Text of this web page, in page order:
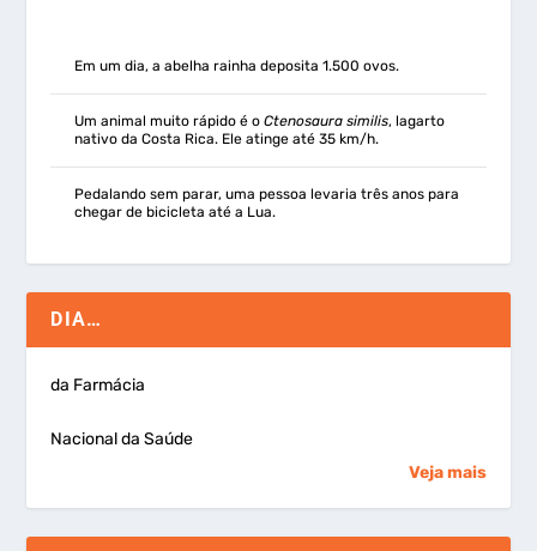
Em um dia, a abelha rainha deposita 1.500 ovos.
Um animal muito rápido é oCtenosaura similis, lagarto
nativo da Costa Rica. Ele atinge até 35 km/h.
Pedalando sem parar, uma pessoa levaria três anos para
chegar de bicicleta até a Lua.
DIA…
da Farmácia
Nacional da Saúde
Veja mais